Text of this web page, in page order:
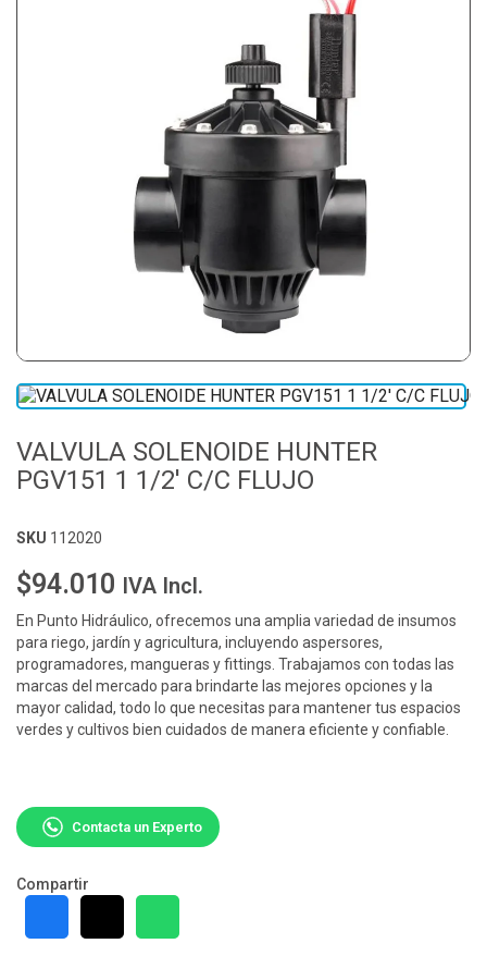
VALVULA SOLENOIDE HUNTER
PGV151 1 1/2' C/C FLUJO
SKU 112020
$94.010 IVA Incl.
En Punto Hidráulico, ofrecemos una amplia variedad de insumos
para riego, jardín y agricultura, incluyendo aspersores,
programadores, mangueras y fittings. Trabajamos con todas las
marcas del mercado para brindarte las mejores opciones y la
mayor calidad, todo lo que necesitas para mantener tus espacios
verdes y cultivos bien cuidados de manera eficiente y confiable.
Contacta un Experto
Compartir